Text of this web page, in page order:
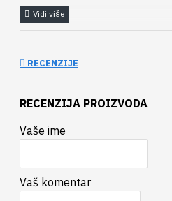
RECENZIJE
RECENZIJA PROIZVODA
Vaše ime
Vaš komentar